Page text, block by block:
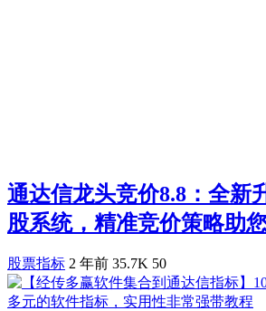
通达信龙头竞价8.8：全新
股系统，精准竞价策略助
股票指标 2 年前 35.7K 50